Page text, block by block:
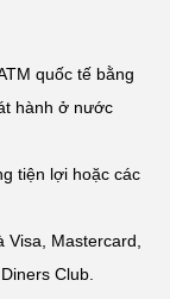
quốc tế bằng
hành ở nước
tiện lợi hoặc các
Mastercard,
Club.